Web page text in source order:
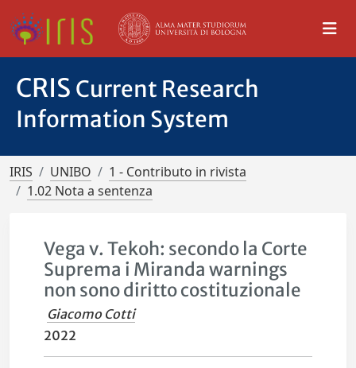
CRIS Current Research
Information System
IRIS UNIBO
1 - Contributo in rivista
1.02 Nota a sentenza
Vega v. Tekoh: secondo la Corte
Suprema i Miranda warnings
non sono diritto costituzionale
Giacomo Cotti
2022